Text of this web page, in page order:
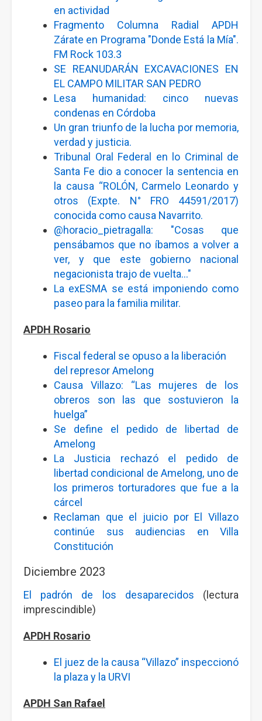
en actividad
Fragmento Columna Radial APDH
Zárate en Programa "Donde Está la Mía".
FM Rock 103.3
SE REANUDARÁN EXCAVACIONES EN
EL CAMPO MILITAR SAN PEDRO
Lesa humanidad: cinco nuevas
condenas en Córdoba
Un gran triunfo de la lucha por memoria,
verdad y justicia.
Tribunal Oral Federal en lo Criminal de
Santa Fe dio a conocer la sentencia en
la causa “ROLÓN, Carmelo Leonardo y
otros (Expte. N° FRO 44591/2017)
conocida como causa Navarrito.
@horacio_pietragalla: "Cosas que
pensábamos que no íbamos a volver a
ver, y que este gobierno nacional
negacionista trajo de vuelta..."
La exESMA se está imponiendo como
paseo para la familia militar.
APDH Rosario
Fiscal federal se opuso a la liberación
del represor Amelong
Causa Villazo: “Las mujeres de los
obreros son las que sostuvieron la
huelga”
Se define el pedido de libertad de
Amelong
La Justicia rechazó el pedido de
libertad condicional de Amelong, uno de
los primeros torturadores que fue a la
cárcel
Reclaman que el juicio por El Villazo
continúe sus audiencias en Villa
Constitución
Diciembre 2023
El padrón de los desaparecidos (lectura
imprescindible)
APDH Rosario
El juez de la causa “Villazo” inspeccionó
la plaza y la URVI
APDH San Rafael